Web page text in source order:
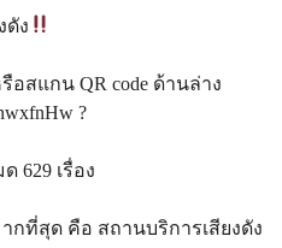
ดัง
อสแกน QR code ด้านล่าง
?
629 เรื่อง
กที่สุด คือ สถานบริการเสียงดัง